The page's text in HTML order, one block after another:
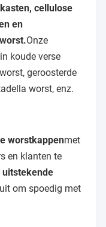
cellulose
en
Onze
koude verse
geroosterde
worst, enz.
worstkappenmet
en klanten te
uitstekende
om spoedig met